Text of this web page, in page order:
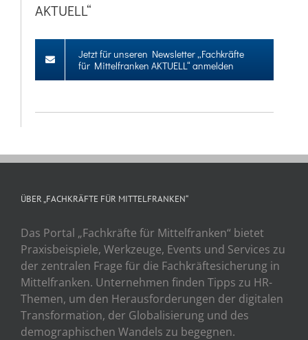
AKTUELL“
Jetzt für unseren Newsletter „Fachkräfte
für Mittelfranken AKTUELL“ anmelden
ÜBER „FACHKRÄFTE FÜR MITTELFRANKEN“
Das Portal „Fachkräfte für Mittelfranken“ bietet
Praxisbeispiele, Werkzeuge, Events und Services zu
der zentralen Frage für die Fachkräftesicherung in
Mittelfranken. Unternehmen finden Tipps zu HR-
Themen, um den Herausforderungen der digitalen
Transformation, der Globalisierung und des
demographischen Wandels zu begegnen.